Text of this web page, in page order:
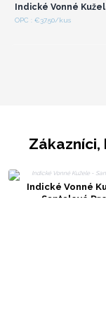
Indické Vonné
OPC : €37.50/kus
Indické Vonné
Santalové